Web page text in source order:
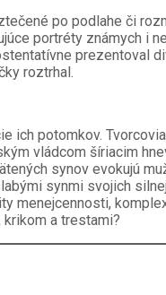
po podlahe či
portréty známych i
prezentoval
roztrhal.
ich potomkov.
vládcom šíriacim
synov evokujú
synmi svojich
menejcennosti,
a trestami?